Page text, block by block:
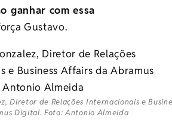
ganhar com essa
Gustavo.
Diretor de Relações Internacionais e
Digital. Foto: Antonio Almeida